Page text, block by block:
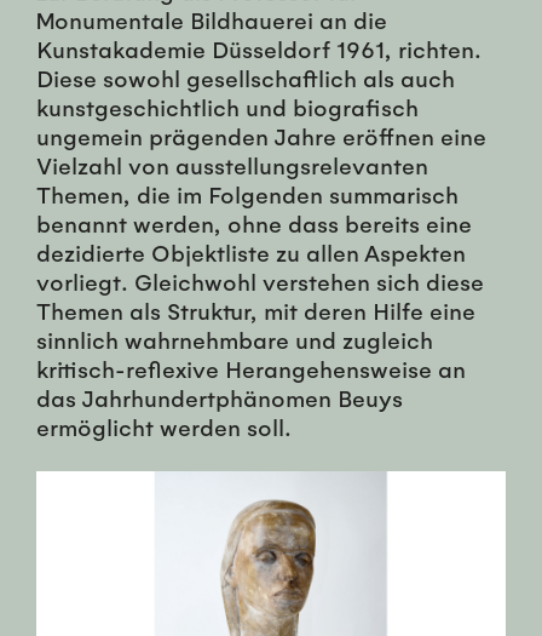
Monumentale Bildhauerei an die
Kunstakademie Düsseldorf 1961, richten.
Diese sowohl gesellschaftlich als auch
kunstgeschichtlich und biografisch
ungemein prägenden Jahre eröffnen eine
Vielzahl von ausstellungsrelevanten
Themen, die im Folgenden summarisch
benannt werden, ohne dass bereits eine
dezidierte Objektliste zu allen Aspekten
vorliegt. Gleichwohl verstehen sich diese
Themen als Struktur, mit deren Hilfe eine
sinnlich wahrnehmbare und zugleich
kritisch-reflexive Herangehensweise an
das Jahrhundertphänomen Beuys
ermöglicht werden soll.